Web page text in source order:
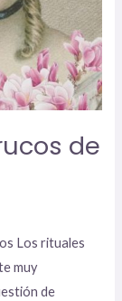
de
Los rituales
muy
de